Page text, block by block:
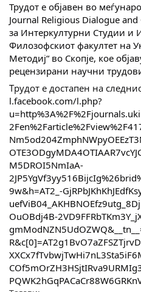
Трудот е објавен во
Journal Religious Dialogue
за Интеркултурни Студии и
Филозофскиот факултет на
Методиј“ во Скопје, кое
рецензирани научни
Трудот е достапен на
l.facebook.com/l.php?
M5DROI5NmIaA-
9w&h=AT2_-
OuOBdj4B-